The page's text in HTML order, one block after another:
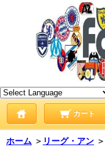
カート
ホーム ＞ リーグ・アン ＞